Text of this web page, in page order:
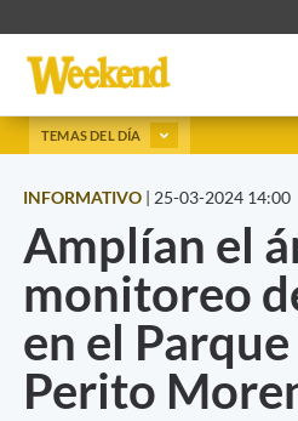
TEMAS DEL DÍA
INFORMATIVO | 25-03-2024 14:00
Amplían el
monitoreo
en el
Perito